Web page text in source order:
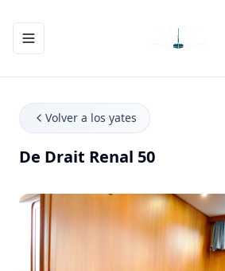
Abrir/cerrar el menú de navegación
Volver a los yates
De Drait Renal 50